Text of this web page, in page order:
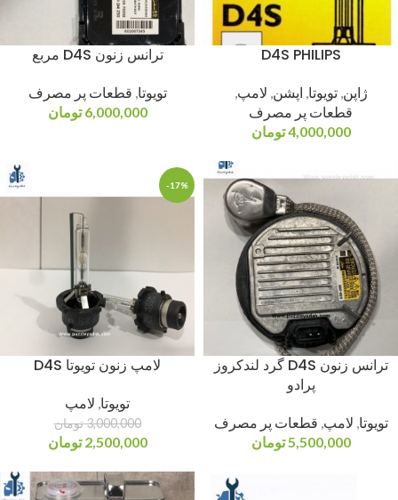
D4S PHILIPS
ژاپن,تویوتا, اپشن, لامپ,
قطعات پر مصرف
4,000,000تومان
ترانس زنون D4S مربع
تویوتا, قطعات پر مصرف
6,000,000 تومان
ترانس زنون D4S گرد لندکروز
پرادو
تویوتا, لامپ, قطعات پر مصرف
5,500,000تومان
-17%
لامپ زنون تویوتا D4S
تویوتا, لامپ
3,000,000تومان
2,500,000 تومان